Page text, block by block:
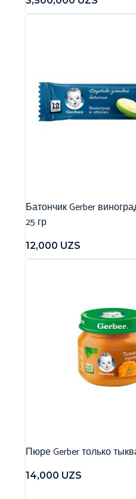
Батончик Gerber
25 гр
12,000 UZS
Пюре Gerber только
14,000 UZS